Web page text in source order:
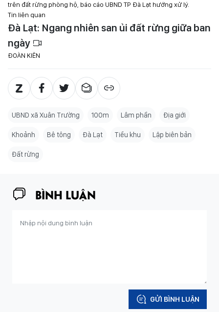
trên đất rừng phòng hộ, báo cáo UBND TP Đà Lạt hướng xử lý.
Tin liên quan
Đà Lạt: Ngang nhiên san ủi đất rừng giữa ban
ngày
ĐOÀN KIÊN
UBND xã Xuân Trường 100m Lâm phần Địa giới
Khoảnh Bê tông Đà Lạt Tiểu khu Lập biên bản
Đất rừng
BÌNH LUẬN
GỬI BÌNH LUẬN